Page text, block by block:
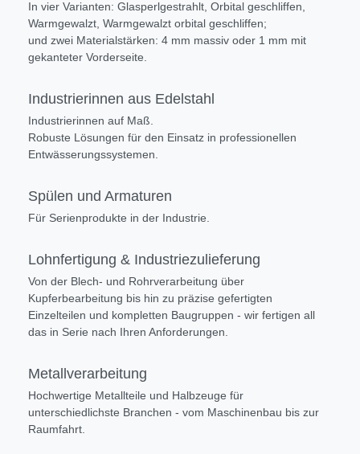
In vier Varianten: Glasperlgestrahlt, Orbital geschliffen,
Warmgewalzt, Warmgewalzt orbital geschliffen;
und zwei Materialstärken: 4 mm massiv oder 1 mm mit
gekanteter Vorderseite.
Industrierinnen aus Edelstahl
Industrierinnen auf Maß.
Robuste Lösungen für den Einsatz in professionellen
Entwässerungssystemen.
Spülen und Armaturen
Für Serienprodukte in der Industrie.
Lohnfertigung & Industriezulieferung
Von der Blech- und Rohrverarbeitung über
Kupferbearbeitung bis hin zu präzise gefertigten
Einzelteilen und kompletten Baugruppen - wir fertigen all
das in Serie nach Ihren Anforderungen.
Metallverarbeitung
Hochwertige Metallteile und Halbzeuge für
unterschiedlichste Branchen - vom Maschinenbau bis zur
Raumfahrt.